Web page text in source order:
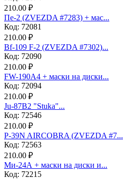
210.00 ₽
Пе-2 (ZVEZDA #7283) + мас...
Код: 72081
210.00 ₽
Bf-109 F-2 (ZVEZDA #7302)...
Код: 72090
210.00 ₽
FW-190A4 + маски на диски...
Код: 72094
210.00 ₽
Ju-87B2 "Stuka"...
Код: 72546
210.00 ₽
P-39N AIRCOBRA (ZVEZDA #7...
Код: 72563
210.00 ₽
Ми-24А + маски на диски и...
Код: 72215